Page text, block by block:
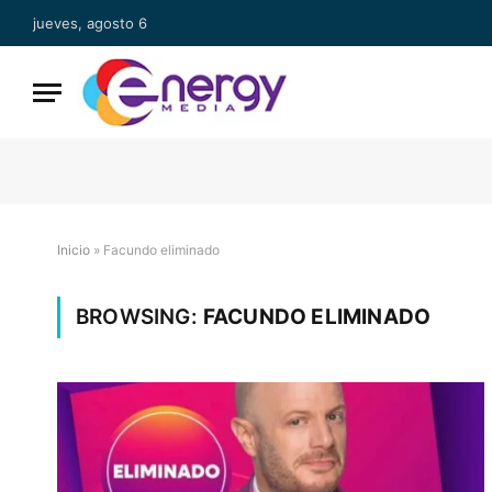
jueves, agosto 6
Inicio » Facundo eliminado
BROWSING: FACUNDO ELIMINADO